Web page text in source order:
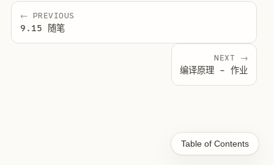
← PREVIOUS
9.15 随笔
NEXT →
编译原理 - 作业
Table of Contents